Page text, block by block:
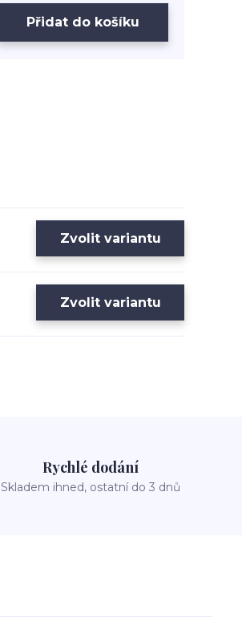
Přidat do košíku
Zvolit variantu
Zvolit variantu
Rychlé dodání
Skladem ihned, ostatní do 3 dnů